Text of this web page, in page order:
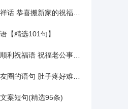
【精选101句】
案短句(精选95条)